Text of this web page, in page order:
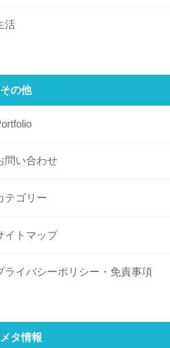
活
その他
問い合わせ
テゴリー
イトマップ
ライバシーポリシー・免責事項
メタ情報